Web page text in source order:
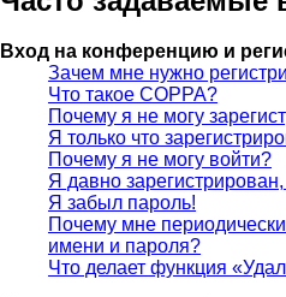
Вход на конференцию и
Зачем мне нужно
Что такое COPPA?
Почему я не могу
Я только что
Почему я не могу войти?
Я давно
Я забыл пароль!
Почему мне
имени и пароля?
Что делает функция